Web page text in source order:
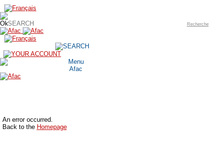
Recherche
An error occurred.
Back to the Homepage